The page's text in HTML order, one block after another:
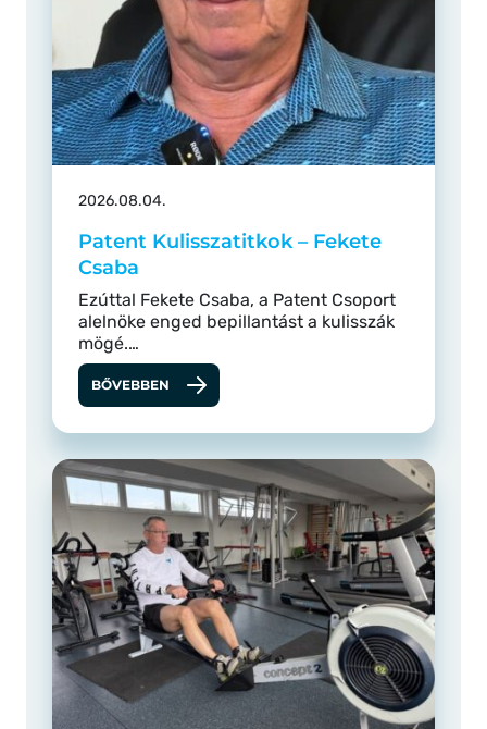
2026.08.04.
Patent Kulisszatitkok – Fekete
Csaba
Ezúttal Fekete Csaba, a Patent Csoport
alelnöke enged bepillantást a kulisszák
mögé.…
BŐVEBBEN